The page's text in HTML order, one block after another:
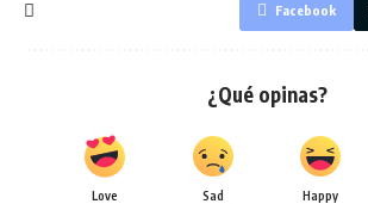
Facebook
¿Qué opinas?
Love Sad Happy